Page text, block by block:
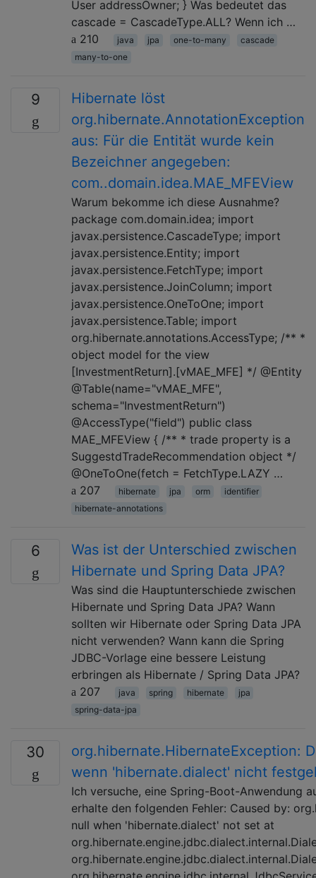
User addressOwner; } Was bedeutet das
cascade = CascadeType.ALL? Wenn ich …
210
java jpa one-to-many
cascade
many-to-one
9
Hibernate löst
org.hibernate.AnnotationException
aus: Für die Entität wurde kein
Bezeichner angegeben:
com..domain.idea.MAE_MFEView
Warum bekomme ich diese Ausnahme?
package com.domain.idea; import
javax.persistence.CascadeType; import
javax.persistence.Entity; import
javax.persistence.FetchType; import
javax.persistence.JoinColumn; import
javax.persistence.OneToOne; import
javax.persistence.Table; import
org.hibernate.annotations.AccessType; /** *
object model for the view
[InvestmentReturn].[vMAE_MFE] */ @Entity
@Table(name="vMAE_MFE",
schema="InvestmentReturn")
@AccessType("field") public class
MAE_MFEView { /** * trade property is a
SuggestdTradeRecommendation object */
@OneToOne(fetch = FetchType.LAZY …
207
hibernate jpa orm
identifier
hibernate-annotations
6
Was ist der Unterschied zwischen
Hibernate und Spring Data JPA?
Was sind die Hauptunterschiede zwischen
Hibernate und Spring Data JPA? Wann
sollten wir Hibernate oder Spring Data JPA
nicht verwenden? Wann kann die Spring
JDBC-Vorlage eine bessere Leistung
erbringen als Hibernate / Spring Data JPA?
207
java spring hibernate
jpa
spring-data-jpa
30
org.hibernate.HibernateException:
wenn 'hibernate.dialect' nicht
Ich versuche, eine Spring-Boot-Anwendung
erhalte den folgenden Fehler: Caused by:
null when 'hibernate.dialect' not set at